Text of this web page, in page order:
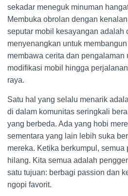
sekadar meneguk minuman
Membuka obrolan dengan
seputar mobil kesayangan adalah
menyenangkan untuk
membawa cerita dan pengalaman
modifikasi mobil hingga
raya.
Satu hal yang selalu menarik
di dalam komunitas seringkali
yang berbeda. Ada yang hobi
sementara yang lain lebih suka
mereka. Ketika berkumpul, semua
hilang. Kita semua adalah
satu tujuan: berbagi passion dan
ngopi favorit.